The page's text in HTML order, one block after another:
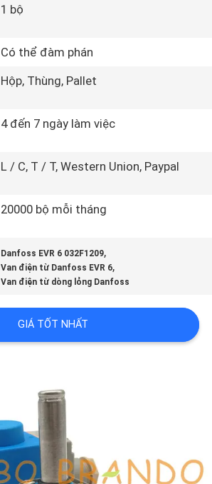
1 bộ
Có thể đàm phán
Hộp, Thùng, Pallet
4 đến 7 ngày làm việc
L / C, T / T, Western Union, Paypal
20000 bộ mỗi tháng
Danfoss EVR 6 032F1209,
Van điện từ Danfoss EVR 6,
Van điện từ dòng lỏng Danfoss
GIÁ TỐT NHẤT